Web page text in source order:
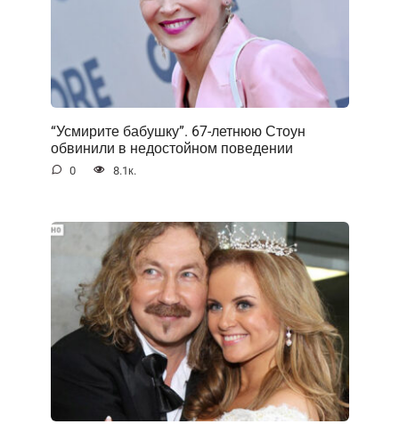
“Усмирите бабушку”. 67-летнюю Стоун
обвинили в недостойном поведении
0 8.1к.